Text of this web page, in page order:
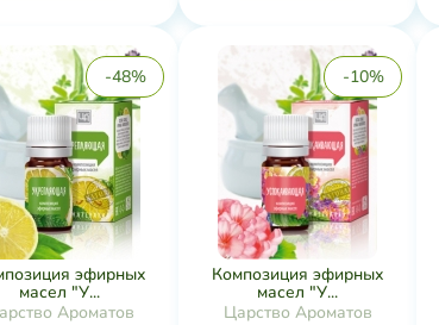
-48%
эфирных
масел "У...
Ароматов
-10%
Композиция эфирных
масел "У...
Царство Ароматов